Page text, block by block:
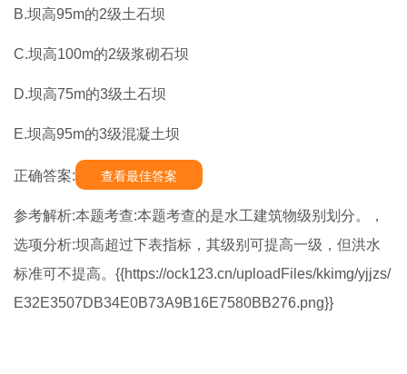
B.坝高95m的2级土石坝
C.坝高100m的2级浆砌石坝
D.坝高75m的3级土石坝
E.坝高95m的3级混凝土坝
正确答案: 查看最佳答案
参考解析:本题考查:本题考查的是水工建筑物级别划分。，
选项分析:坝高超过下表指标，其级别可提高一级，但洪水
标准可不提高。{{https://ock123.cn/uploadFiles/kkimg/yjjzs/
E32E3507DB34E0B73A9B16E7580BB276.png}}